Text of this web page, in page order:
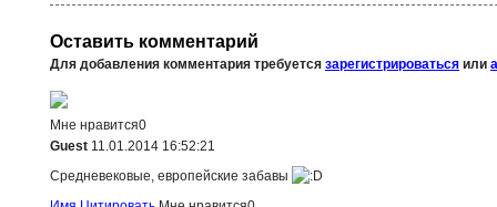
Оставить комментарий
Для добавления комментария требуется зарегистрироваться или
Мне нравится0
Guest 11.01.2014 16:52:21
Средневековые, европейские забавы